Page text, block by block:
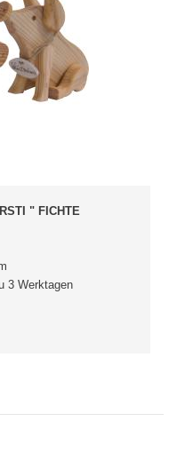
" FICHTE
3 Werktagen